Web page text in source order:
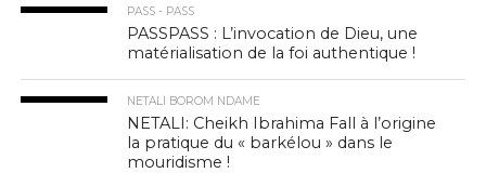
PASS - PASS
PASSPASS : L’invocation de Dieu, une
matérialisation de la foi authentique !
NETALI BOROM NDAME
NETALI: Cheikh Ibrahima Fall à l’origine
la pratique du « barkélou » dans le
mouridisme !